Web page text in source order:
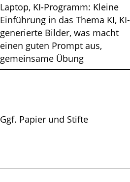
Laptop, KI-Programm: Kleine
Einführung in das Thema KI, KI-
generierte Bilder, was macht
einen guten Prompt aus,
gemeinsame Übung
Ggf. Papier und Stifte